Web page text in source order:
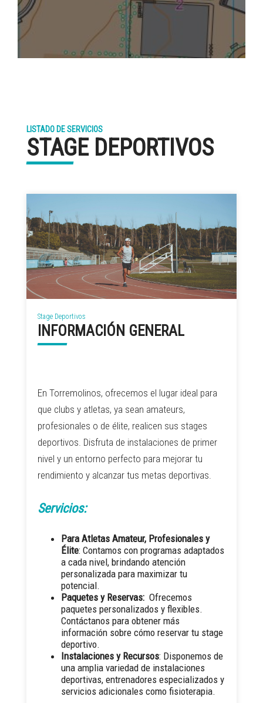
LISTADO DE SERVICIOS
STAGE DEPORTIVOS
Stage Deportivos
INFORMACIÓN GENERAL
En Torremolinos, ofrecemos el lugar ideal para
que clubs y atletas, ya sean amateurs,
profesionales o de élite, realicen sus stages
deportivos. Disfruta de instalaciones de primer
nivel y un entorno perfecto para mejorar tu
rendimiento y alcanzar tus metas deportivas.
Servicios:
Para Atletas Amateur, Profesionales y
Élite: Contamos con programas adaptados
a cada nivel, brindando atención
personalizada para maximizar tu
potencial.
Paquetes y Reservas: Ofrecemos
paquetes personalizados y flexibles.
Contáctanos para obtener más
información sobre cómo reservar tu stage
deportivo.
Instalaciones y Recursos: Disponemos de
una amplia variedad de instalaciones
deportivas, entrenadores especializados y
servicios adicionales como fisioterapia.